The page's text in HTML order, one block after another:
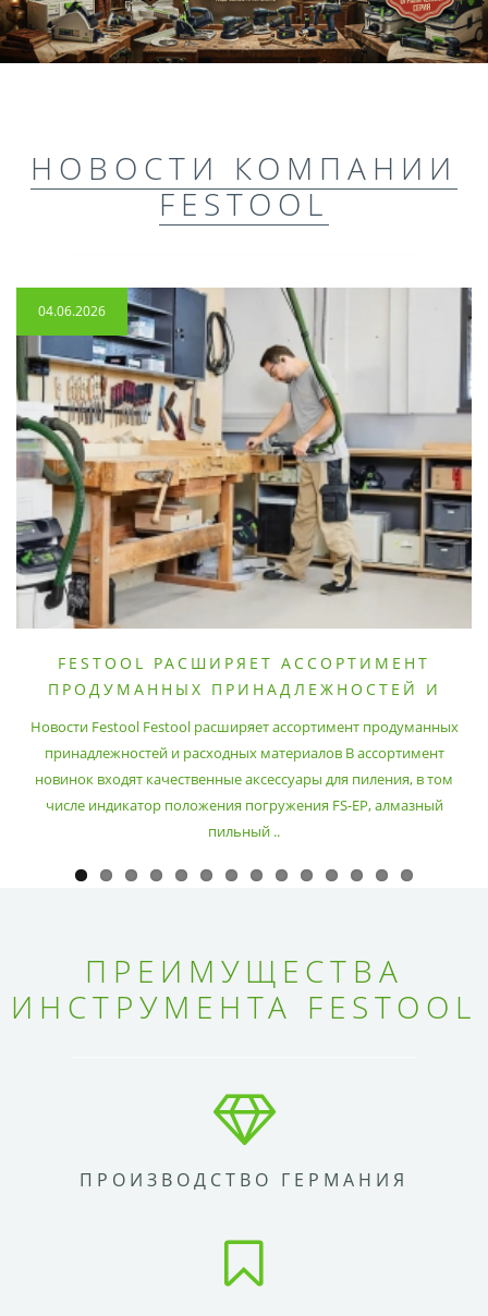
НОВОСТИ КОМПАНИИ
FESTOOL
04.06.2026
FESTOOL РАСШИРЯЕТ АССОРТИМЕНТ
ПРОДУМАННЫХ ПРИНАДЛЕЖНОСТЕЙ И
Новости Festool Festool расширяет ассортимент продуманных
принадлежностей и расходных материалов В ассортимент
новинок входят качественные аксессуары для пиления, в том
числе индикатор положения погружения FS-EP, алмазный
пильный ..
ПРЕИМУЩЕСТВА
ИНСТРУМЕНТА FESTOOL
ПРОИЗВОДСТВО ГЕРМАНИЯ